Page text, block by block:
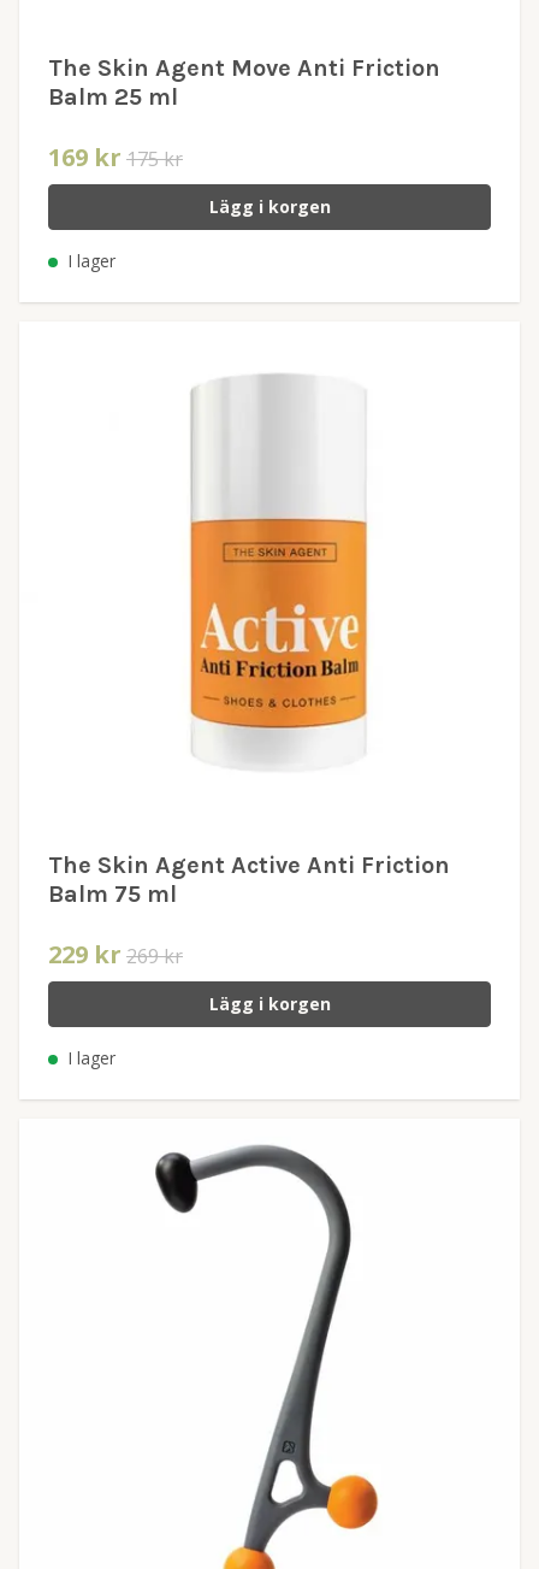
The Skin Agent Move Anti Friction
Balm 25 ml
169 kr 175 kr
Lägg i korgen
I lager
The Skin Agent Active Anti Friction
Balm 75 ml
229 kr 269 kr
Lägg i korgen
I lager